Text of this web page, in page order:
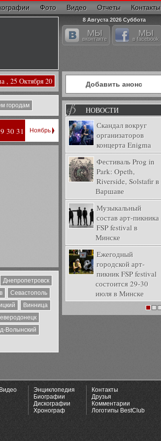
Фото Видео Отчеты Контакты
8 Августа 2026 Суббота
МЫ
вконтакте
МЫ
в facebook
, 25 Октября 20
городам
30 31 Ноябрь
Днепропетровск
Севастополь
Винница
Волынский
Добавить анонс
НОВОСТИ
Скандал вокруг
организаторов
концерта Enigma
Фестиваль Prog in
Park: Opeth,
Riverside, Solstafir в
Варшаве
Музыкальный
состав арт-пикника
FSP festival в
Минске
Ежегодный
городской арт-
пикник FSP festival
состоится 29-30
июля в Минске
Видео
Энциклопедия
Биографии
Дискографии
Хронограф
Контакты
Друзья
Комментарии
Логотипы BestClub